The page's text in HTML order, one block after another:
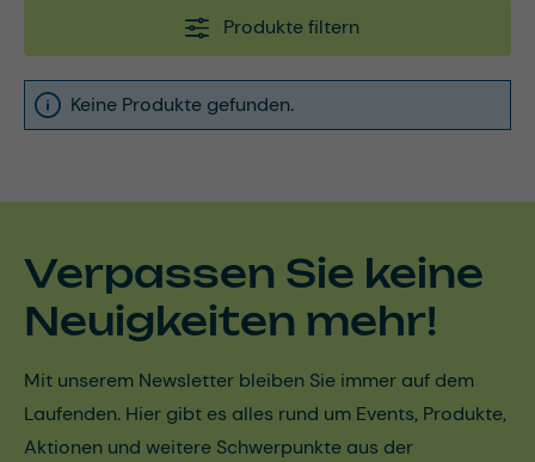
Produkte filtern
Keine Produkte gefunden.
Verpassen Sie keine
Neuigkeiten mehr!
Mit unserem Newsletter bleiben Sie immer auf dem
Laufenden. Hier gibt es alles rund um Events, Produkte,
Aktionen und weitere Schwerpunkte aus der